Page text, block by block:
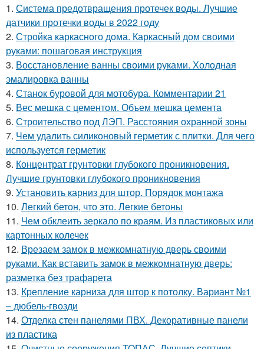
1. Система предотвращения протечек воды. Лучшие
датчики протечки воды в 2022 году
2. Стройка каркасного дома. Каркасный дом своими
руками: пошаговая инструкция
3. Восстановление ванны своими руками. Холодная
эмалировка ванны
4. Станок буровой для мотобура. Комментарии 21
5. Вес мешка с цементом. Объем мешка цемента
6. Строительство под ЛЭП. Расстояния охранной зоны
7. Чем удалить силиконовый герметик с плитки. Для чего
используется герметик
8. Концентрат грунтовки глубокого проникновения.
Лучшие грунтовки глубокого проникновения
9. Установить карниз для штор. Порядок монтажа
10. Легкий бетон, что это. Легкие бетоны
11. Чем обклеить зеркало по краям. Из пластиковых или
картонных колечек
12. Врезаем замок в межкомнатную дверь своими
руками. Как вставить замок в межкомнатную дверь:
разметка без трафарета
13. Крепление карниза для штор к потолку. Вариант №1
– дюбель-гвозди
14. Отделка стен панелями ПВХ. Декоративные панели
из пластика